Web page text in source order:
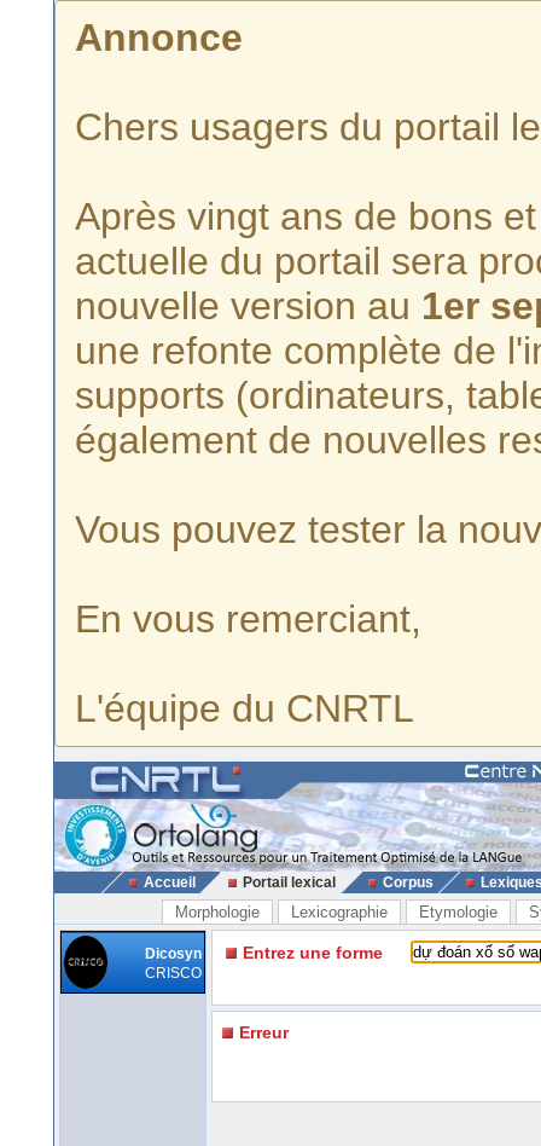
Annonce
Chers usagers du portail
Après vingt ans de bons
actuelle du portail sera
nouvelle version au 1er
une refonte complète de
supports (ordinateurs,
également de nouvelles
Vous pouvez tester la
En vous remerciant,
L'équipe du CNRTL
Accueil Portail lexical Corpus
Morphologie Lexicographie Etymologie
Dicosyn
CRISCO
Entrez une forme
Erreur